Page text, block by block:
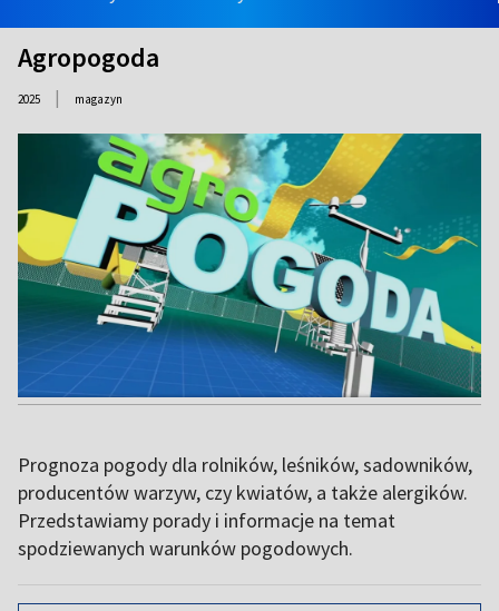
Agropogoda
2025 | magazyn
Prognoza pogody dla rolników, leśników, sadowników,
producentów warzyw, czy kwiatów, a także alergików.
Przedstawiamy porady i informacje na temat
spodziewanych warunków pogodowych.